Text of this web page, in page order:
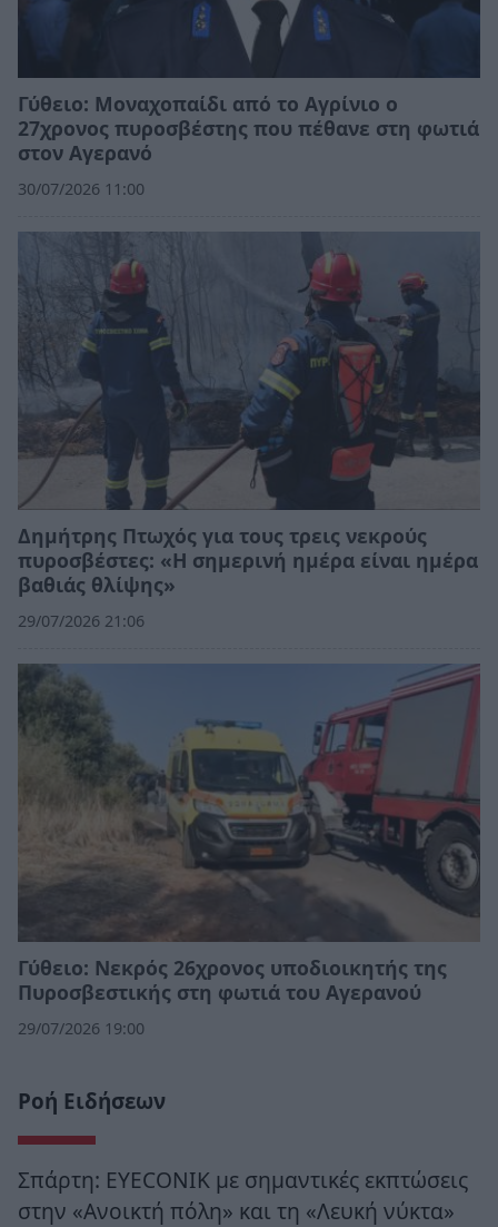
Γύθειο: Μοναχοπαίδι από το Αγρίνιο ο
27χρονος πυροσβέστης που πέθανε στη φωτιά
στον Αγερανό
30/07/2026 11:00
Δημήτρης Πτωχός για τους τρεις νεκρούς
πυροσβέστες: «Η σημερινή ημέρα είναι ημέρα
βαθιάς θλίψης»
29/07/2026 21:06
Γύθειο: Νεκρός 26χρονος υποδιοικητής της
Πυροσβεστικής στη φωτιά του Αγερανού
29/07/2026 19:00
Ροή Ειδήσεων
Σπάρτη: EYECONIK με σημαντικές εκπτώσεις
στην «Ανοικτή πόλη» και τη «Λευκή νύκτα»